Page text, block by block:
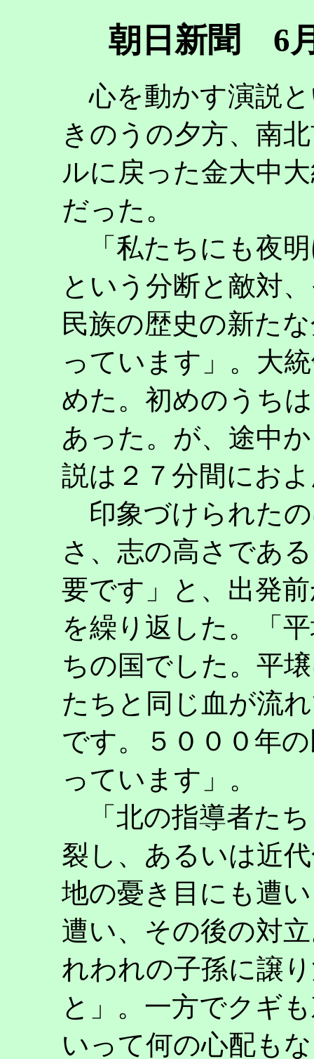
朝日新聞 6
心を動かす演説
きのうの夕方、南
ルに戻った金大中
だった。
「私たちにも夜
という分断と敵対
民族の歴史の新た
っています」。大
めた。初めのうち
あった。が、途中
説は２７分間にお
印象づけられた
さ、志の高さであ
要です」と、出発
を繰り返した。「
ちの国でした。平
たちと同じ血が流
です。５０００年
っています」。
「北の指導者た
裂し、あるいは近
地の憂き目にも遭
遭い、その後の対
れわれの子孫に譲
と」。一方でクギ
いって何の心配も